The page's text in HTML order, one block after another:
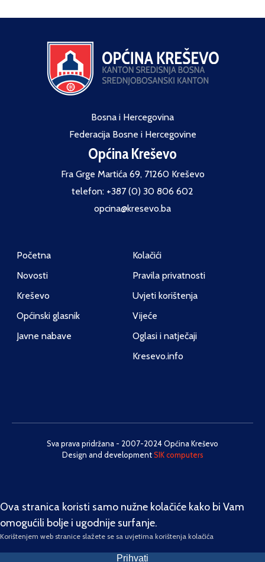
Bosna i Hercegovina
Federacija Bosne i Hercegovine
Općina Kreševo
Fra Grge Martića 69, 71260 Kreševo
telefon: +387 (0) 30 806 602
opcina@kresevo.ba
Početna
Novosti
Kreševo
Općinski glasnik
Javne nabave
Kolačići
Pravila privatnosti
Uvjeti korištenja
Vijeće
Oglasi i natječaji
Kresevo.info
Sva prava pridržana - 2007-2024 Općina Kreševo
Design and developmentSIK computers
Ova stranica koristi samo nužne kolačiće kako bi Vam
omogućili bolje i ugodnije surfanje.
Korištenjem web stranice slažete se sa uvjetima korištenja kolačića
Prihvati